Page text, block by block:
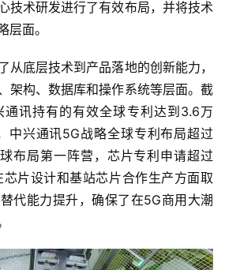
技术研发进行了有效布局，并将技术
层面。
从底层技术到产品落地的创新能力，
架构、数据库和操作系统等层面。截
讯持有的有效全球专利达到3.6万
中兴通讯5G战略全球专利布局超过
布局第一阵营，芯片专利申请超过
片设计和基站芯片合作生产方面取
代能力提升，确保了在5G商用大潮